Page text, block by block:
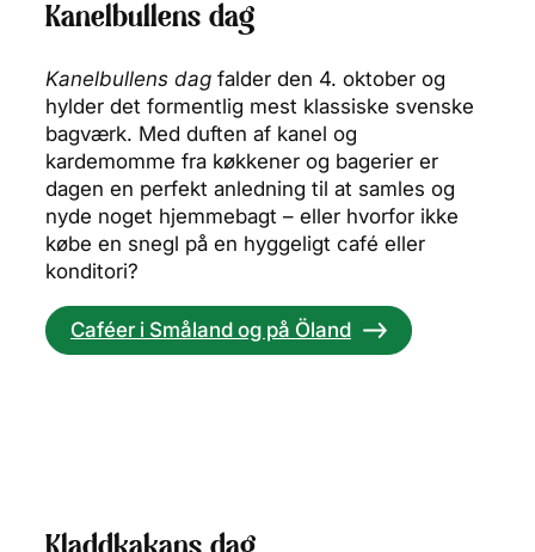
Kanelbullens dag
Kanelbullens dag falder den 4. oktober og
hylder det formentlig mest klassiske svenske
bagværk. Med duften af kanel og
kardemomme fra køkkener og bagerier er
dagen en perfekt anledning til at samles og
nyde noget hjemmebagt – eller hvorfor ikke
købe en snegl på en hyggeligt café eller
konditori?
Caféer i Småland og på Öland